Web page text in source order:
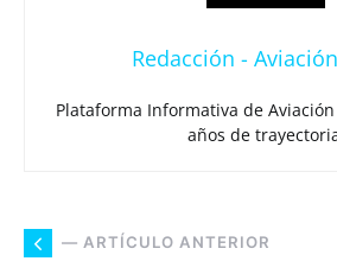
Redacción -
Plataforma Informativa de
años de
— ARTÍCULO ANTERIOR